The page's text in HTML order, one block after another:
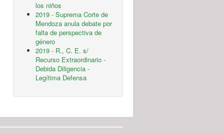
los niños
2019 - Suprema Corte de
Mendoza anula debate por
falta de perspectiva de
género
2019 - R., C. E. s/
Recurso Extraordinario -
Debida Diligencia -
Legítima Defensa